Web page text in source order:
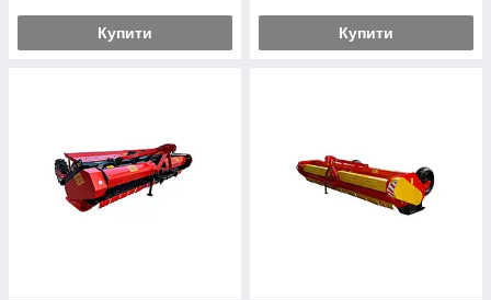
Купити Купити